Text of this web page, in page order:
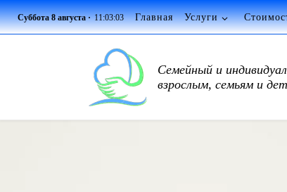
Перейти к содержимому
Суббота 8 августа · 11:03:04 Главная Услуги
Семейный и
взрослым, семьям и